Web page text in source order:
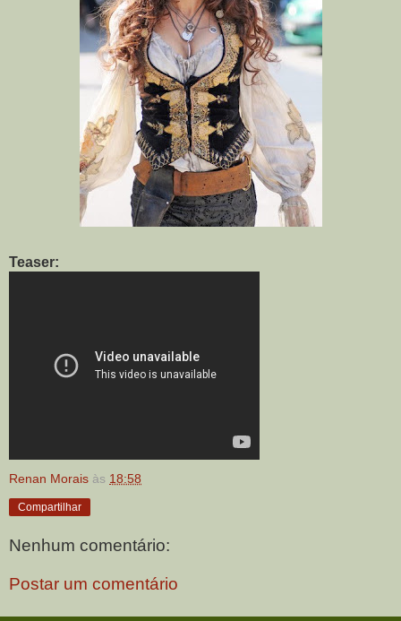
Teaser:
Renan Morais às 18:58
Compartilhar
Nenhum comentário:
Postar um comentário